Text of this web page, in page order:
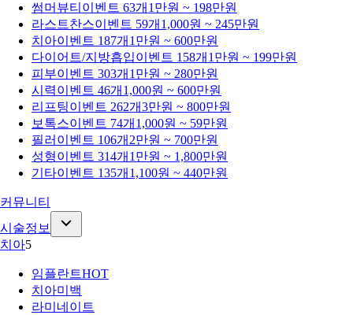
썸머뷰티 이벤트 63개 1만원 ~ 198만원
라스트찬스이벤트 59개 1,000원 ~ 245만원
치아이벤트 187개 1만원 ~ 600만원
다이어트/지방흡입이벤트 158개 1만원 ~ 199만원
피부이벤트 303개 1만원 ~ 280만원
시력이벤트 46개 1,000원 ~ 600만원
리프팅이벤트 262개3만원 ~ 800만원
보톡스이벤트 74개 1,000원 ~ 59만원
필러 이벤트 106개 2만원 ~ 700만원
성형이벤트 314개 1만원 ~ 1,800만원
기타이벤트 135개 1,100원 ~ 440만원
커뮤니티
시술정보
치아5
임플란트HOT
치아미백
라미네이트